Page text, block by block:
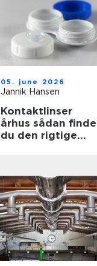
05. june 2026
Jannik Hansen
Kontaktlinser
århus sådan finder
du den rigtige